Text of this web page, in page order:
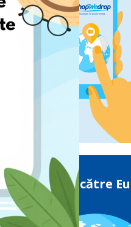
Livrările către